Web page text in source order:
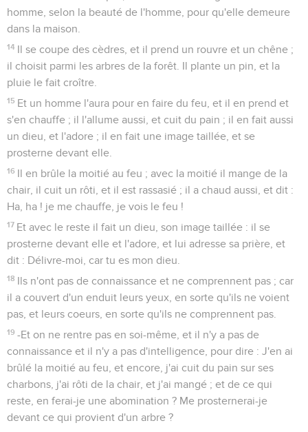
homme, selon la beauté de l'homme, pour qu'elle demeure
dans la maison.
14 Il se coupe des cèdres, et il prend un rouvre et un chêne ;
il choisit parmi les arbres de la forêt. Il plante un pin, et la
pluie le fait croître.
15 Et un homme l'aura pour en faire du feu, et il en prend et
s'en chauffe ; il l'allume aussi, et cuit du pain ; il en fait aussi
un dieu, et l'adore ; il en fait une image taillée, et se
prosterne devant elle.
16 Il en brûle la moitié au feu ; avec la moitié il mange de la
chair, il cuit un rôti, et il est rassasié ; il a chaud aussi, et dit :
Ha, ha ! je me chauffe, je vois le feu !
17 Et avec le reste il fait un dieu, son image taillée : il se
prosterne devant elle et l'adore, et lui adresse sa prière, et
dit : Délivre-moi, car tu es mon dieu.
18 Ils n'ont pas de connaissance et ne comprennent pas ; car
il a couvert d'un enduit leurs yeux, en sorte qu'ils ne voient
pas, et leurs coeurs, en sorte qu'ils ne comprennent pas.
19 -Et on ne rentre pas en soi-même, et il n'y a pas de
connaissance et il n'y a pas d'intelligence, pour dire : J'en ai
brûlé la moitié au feu, et encore, j'ai cuit du pain sur ses
charbons, j'ai rôti de la chair, et j'ai mangé ; et de ce qui
reste, en ferai-je une abomination ? Me prosternerai-je
devant ce qui provient d'un arbre ?